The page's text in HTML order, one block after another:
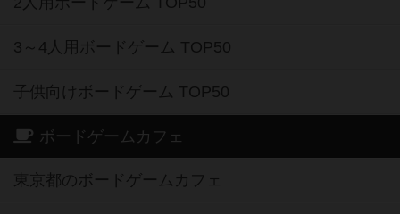
3～4人用ボードゲーム TOP50
子供向けボードゲーム TOP50
ボードゲームカフェ
東京都のボードゲームカフェ